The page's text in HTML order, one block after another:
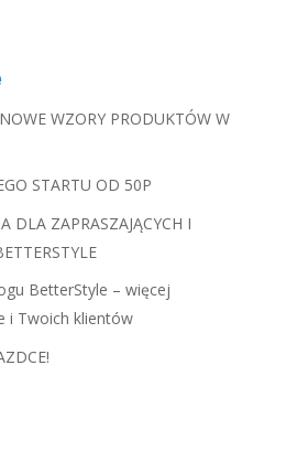
WZORY PRODUKTÓW W
STARTU OD 50P
DLA ZAPRASZAJĄCYCH I
BetterStyle – więcej
i Twoich klientów